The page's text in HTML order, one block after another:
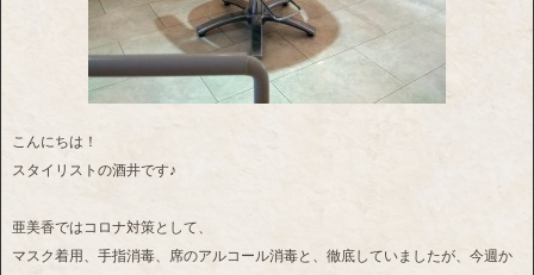
こんにちは！
スタイリストの酒井です♪
亜美香ではコロナ対策として、
マスク着用、手指消毒、席のアルコール消毒と、徹底していましたが、今週か